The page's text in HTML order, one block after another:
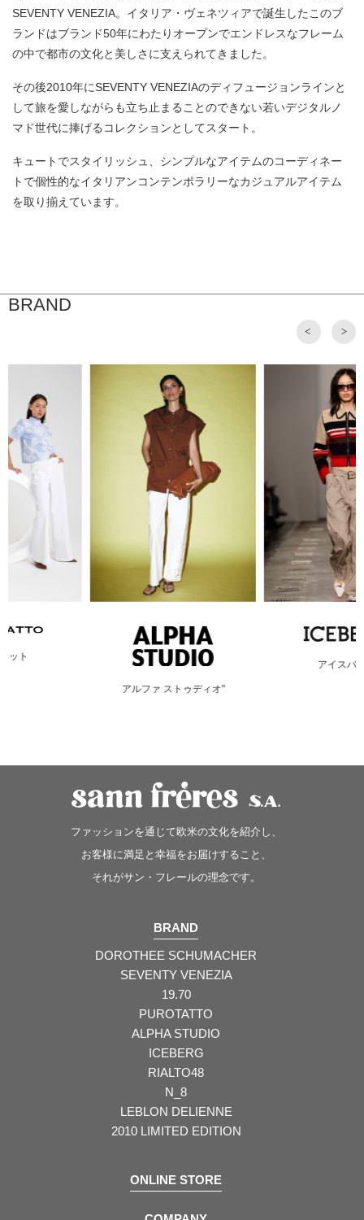
SEVENTY VENEZIA。イタリア・ヴェネツィアで誕生したこのブ
ランドはブランド50年にわたりオープンでエンドレスなフレーム
の中で都市の文化と美しさに支えられてきました。
その後2010年にSEVENTY VENEZIAのディフュージョンラインと
して旅を愛しながらも立ち止まることのできない若いデジタルノ
マド世代に捧げるコレクションとしてスタート。
キュートでスタイリッシュ、シンプルなアイテムのコーディネー
トで個性的なイタリアンコンテンポラリーなカジュアルアイテム
を取り揃えています。
BRAND
アルファ ストゥディオ"
ファッションを通じて欧米の文化を紹介し、
お客様に満足と幸福をお届けすること、
それがサン・フレールの理念です。
BRAND
DOROTHEE SCHUMACHER
SEVENTY VENEZIA
19.70
PUROTATTO
ALPHA STUDIO
ICEBERG
RIALTO48
N_8
LEBLON DELIENNE
2010 LIMITED EDITION
ONLINE STORE